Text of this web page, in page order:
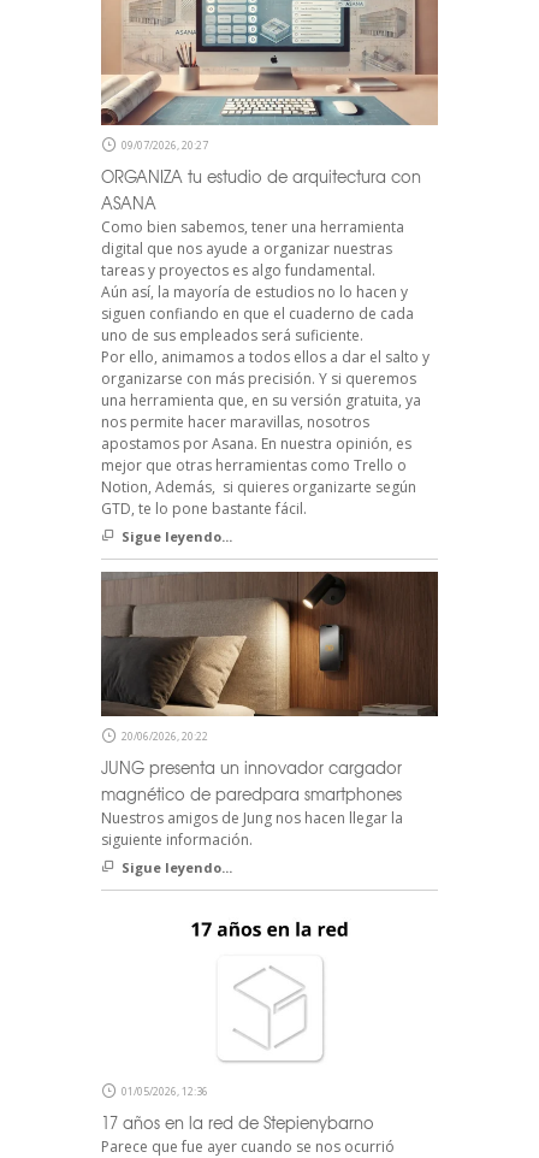
09/07/2026, 20:27
ORGANIZA tu estudio de arquitectura con
ASANA
Como bien sabemos, tener una herramienta
digital que nos ayude a organizar nuestras
tareas y proyectos es algo fundamental.
Aún así, la mayoría de estudios no lo hacen y
siguen confiando en que el cuaderno de cada
uno de sus empleados será suficiente.
Por ello, animamos a todos ellos a dar el salto y
organizarse con más precisión. Y si queremos
una herramienta que, en su versión gratuita, ya
nos permite hacer maravillas, nosotros
apostamos por Asana. En nuestra opinión, es
mejor que otras herramientas como Trello o
Notion, Además, si quieres organizarte según
GTD, te lo pone bastante fácil.
Sigue leyendo...
20/06/2026, 20:22
JUNG presenta un innovador cargador
magnético de paredpara smartphones
Nuestros amigos de Jung nos hacen llegar la
siguiente información.
Sigue leyendo...
01/05/2026, 12:36
17 años en la red de Stepienybarno
Parece que fue ayer cuando se nos ocurrió